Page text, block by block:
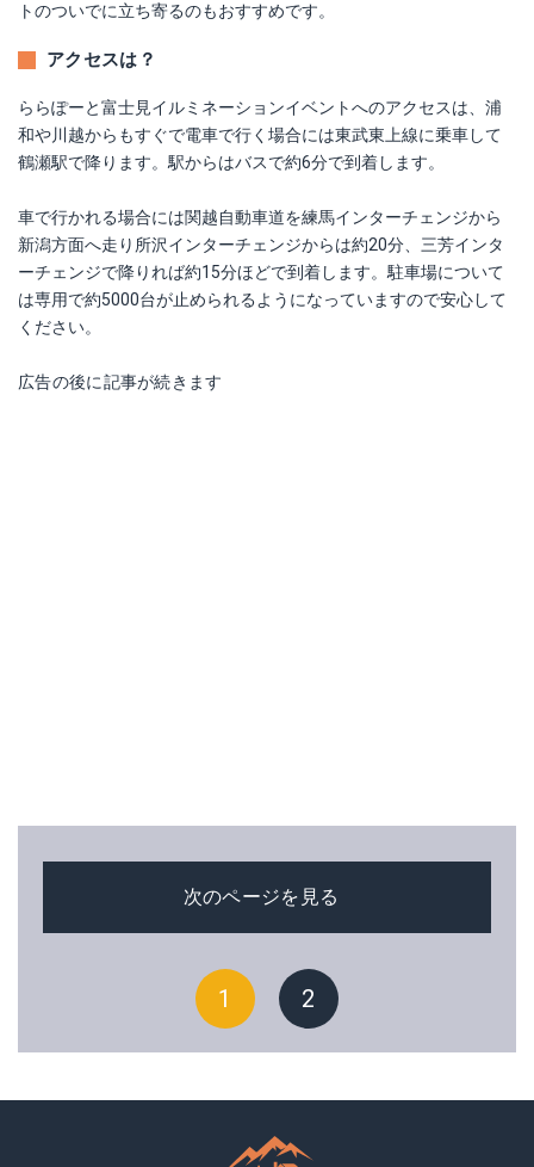
トのついでに立ち寄るのもおすすめです。
アクセスは？
ららぽーと富士見イルミネーションイベントへのアクセスは、浦
和や川越からもすぐで電車で行く場合には東武東上線に乗車して
鶴瀬駅で降ります。駅からはバスで約6分で到着します。
車で行かれる場合には関越自動車道を練馬インターチェンジから
新潟方面へ走り所沢インターチェンジからは約20分、三芳インタ
ーチェンジで降りれば約15分ほどで到着します。駐車場について
は専用で約5000台が止められるようになっていますので安心して
ください。
広告の後に記事が続きます
次のページを見る
1 2